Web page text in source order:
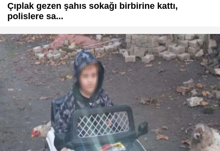
Çıplak gezen şahıs sokağı birbirine kattı,
polislere sa...